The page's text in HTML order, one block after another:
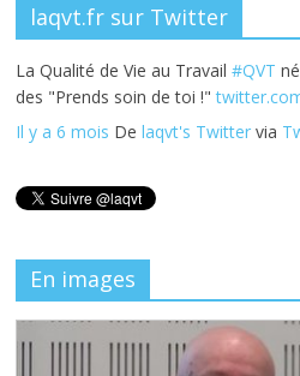
laqvt.fr sur Twitter
La Qualité de Vie au Travail#QVT
des "Prends soin de toi !"
Il y a 6 mois Delaqvt's Twitter via
En images